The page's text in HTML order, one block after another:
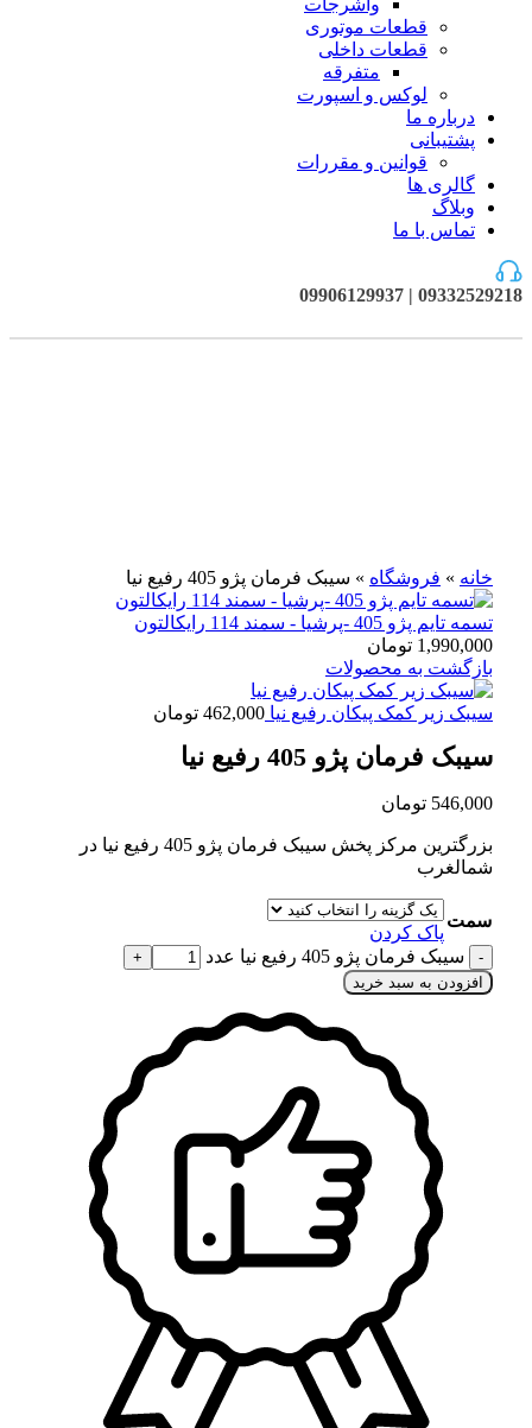
واشرجات
قطعات موتوری
قطعات داخلی
متفرقه
لوکس و اسپورت
درباره ما
پشتیبانی
قوانین و مقررات
گالری ها
وبلاگ
تماس با ما
09332529218 | 09906129937
خانه » فروشگاه » سیبک فرمان پژو 405 رفیع نیا
تسمه تایم پژو 405 -پرشیا - سمند 114 رایکالتون
1,990,000 تومان
بازگشت به محصولات
سیبک زیر کمک پیکان رفیع نیا 462,000 تومان
سیبک فرمان پژو 405 رفیع نیا
546,000 تومان
بزرگترین مرکز پخش سیبک فرمان پژو 405 رفیع نیا در
شمالغرب
سمت
پاک کردن
سیبک فرمان پژو 405 رفیع نیا عدد
افزودن به سبد خرید